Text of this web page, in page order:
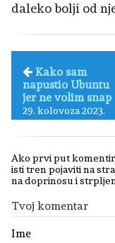
daleko bolji od
Kako sam
napustio Ubuntu
jer ne volim snap
29. kolovoza 2023.
Ako prvi put
isti tren pojaviti na
na doprinosu i
Tvoj komentar
Ime